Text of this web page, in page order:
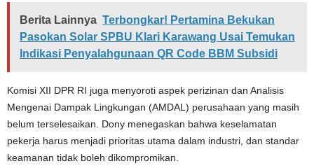
Berita Lainnya Terbongkar! Pertamina Bekukan
Pasokan Solar SPBU Klari Karawang Usai Temukan
Indikasi Penyalahgunaan QR Code BBM Subsidi
Komisi XII DPR RI juga menyoroti aspek perizinan dan Analisis
Mengenai Dampak Lingkungan (AMDAL) perusahaan yang masih
belum terselesaikan. Dony menegaskan bahwa keselamatan
pekerja harus menjadi prioritas utama dalam industri, dan standar
keamanan tidak boleh dikompromikan.